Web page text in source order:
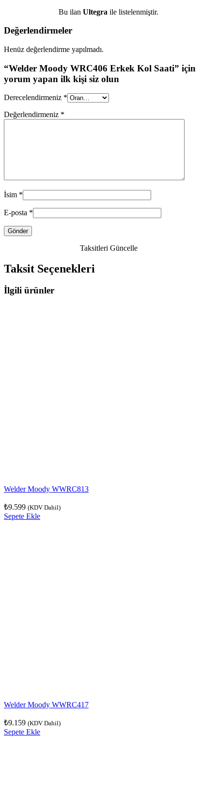
Bu ilan Ultegra ile listelenmiştir.
Değerlendirmeler
Henüz değerlendirme yapılmadı.
“Welder Moody WRC406 Erkek Kol Saati” için
yorum yapan ilk kişi siz olun
Derecelendirmeniz *
Değerlendirmeniz *
İsim *
E-posta *
Taksitleri Güncelle
Taksit Seçenekleri
İlgili ürünler
Welder Moody WWRC813
₺9.599 (KDV Dahil)
Sepete Ekle
Welder Moody WWRC417
₺9.159 (KDV Dahil)
Sepete Ekle